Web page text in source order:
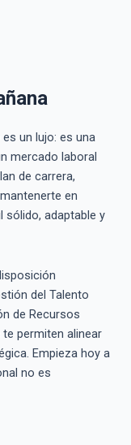
un lujo: es una
mercado laboral
de carrera,
en
adaptable y
del Talento
de Recursos
permiten alinear
Empieza hoy a
no es